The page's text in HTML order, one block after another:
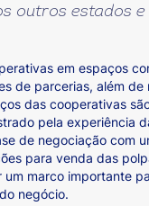
outros estados
em espaços
de parcerias, além de
das cooperativas
pela experiência
de negociação com
para venda das
um marco importante
negócio.